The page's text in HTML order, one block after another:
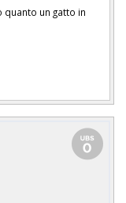
un gatto in